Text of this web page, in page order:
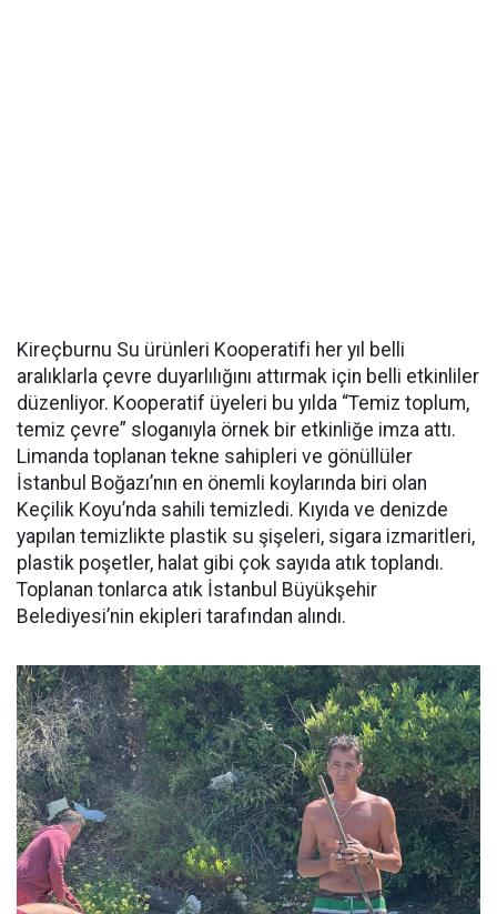
Kireçburnu Su ürünleri Kooperatifi her yıl belli
aralıklarla çevre duyarlılığını attırmak için belli etkinliler
düzenliyor. Kooperatif üyeleri bu yılda “Temiz toplum,
temiz çevre” sloganıyla örnek bir etkinliğe imza attı.
Limanda toplanan tekne sahipleri ve gönüllüler
İstanbul Boğazı’nın en önemli koylarında biri olan
Keçilik Koyu’nda sahili temizledi. Kıyıda ve denizde
yapılan temizlikte plastik su şişeleri, sigara izmaritleri,
plastik poşetler, halat gibi çok sayıda atık toplandı.
Toplanan tonlarca atık İstanbul Büyükşehir
Belediyesi’nin ekipleri tarafından alındı.